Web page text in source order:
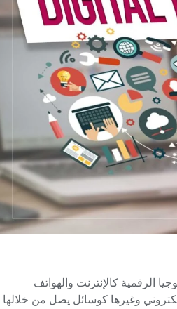
الرقمية كالإنترنت والهواتف
وغيرها كوسائل يصل من خلالها